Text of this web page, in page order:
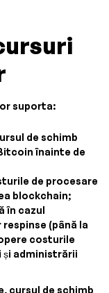
suporta:
de schimb
înainte de
de procesare
blockchain;
în cazul
(până la
costurile
administrării
cursul de schimb